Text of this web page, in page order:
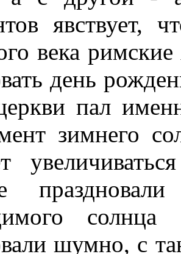
явствует,
века
день
пал
зимнего
шумно, с